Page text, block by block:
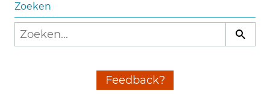
Zoeken
Feedback?